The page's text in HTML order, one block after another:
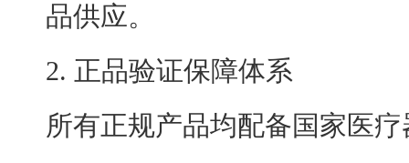
品供应。
2. 正品验证保障体系
所有正规产品均配备国家医